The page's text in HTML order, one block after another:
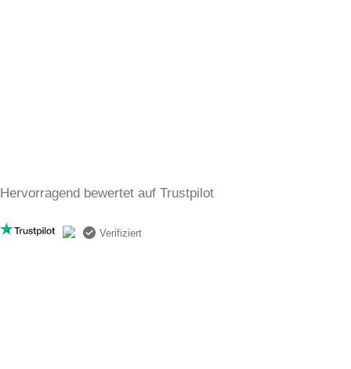
Hervorragend bewertet auf Trustpilot
Verifiziert